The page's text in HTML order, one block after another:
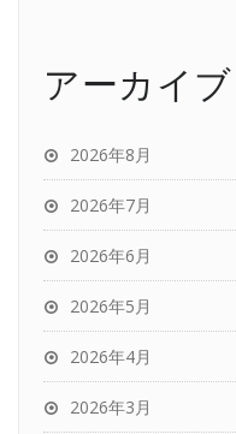
アーカイブ
2026年8月
2026年7月
2026年6月
2026年5月
2026年4月
2026年3月